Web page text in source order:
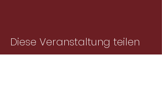
Diese Veranstaltung teilen